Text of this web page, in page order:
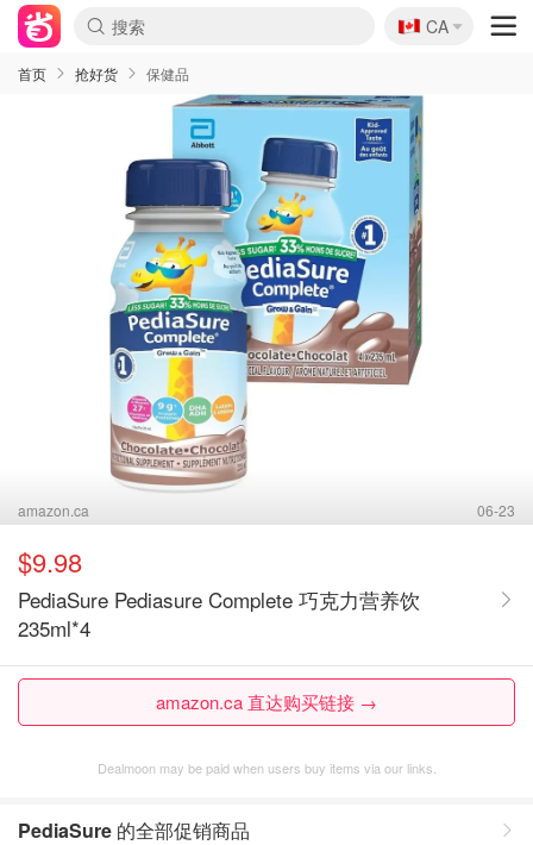
🇨🇦
CA
首页 抢好货 保健品
amazon.ca 06-23
$9.98
PediaSure Pediasure Complete 巧克力营养饮
235ml*4
amazon.ca 直达购买链接 →
Dealmoon may be paid when users buy items via our links.
PediaSure 的全部促销商品